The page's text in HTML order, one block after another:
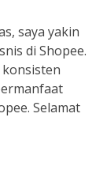
saya yakin
di Shopee.
Selamat